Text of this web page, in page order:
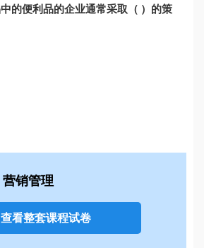
中的便利品的企业通常采取（ ）的策
营销管理
查看整套课程试卷